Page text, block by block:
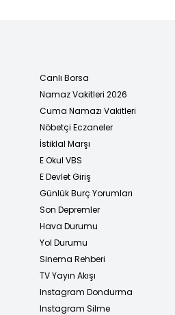
Canlı Borsa
Namaz Vakitleri 2026
Cuma Namazı Vakitleri
Nöbetçi Eczaneler
İstiklal Marşı
E Okul VBS
E Devlet Giriş
Günlük Burç Yorumları
Son Depremler
Hava Durumu
Yol Durumu
Sinema Rehberi
TV Yayın Akışı
Instagram Dondurma
Instagram Silme